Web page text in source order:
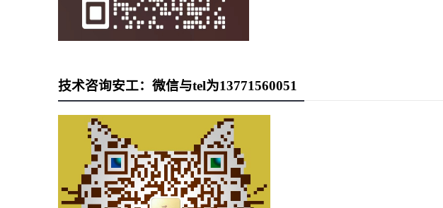
技术咨询安工：微信与tel为13771560051